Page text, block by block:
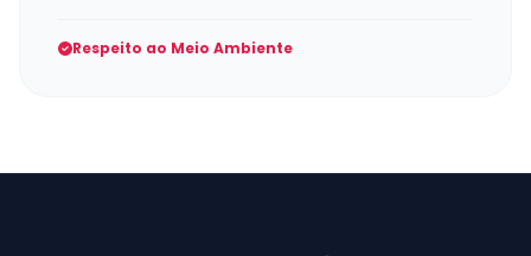
Respeito ao Meio Ambiente